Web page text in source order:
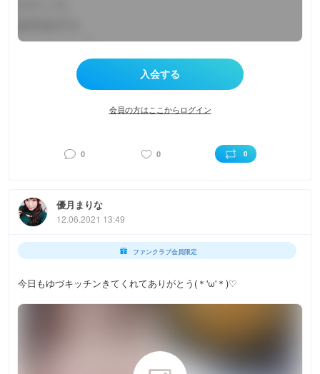
会員の方はここからログイン
0 0 0
優月まりな
12.06.2021 13:49
ファンクラブ会員限定
今日もゆづキッチンきてくれてありがとう(＊'ω'＊)♡